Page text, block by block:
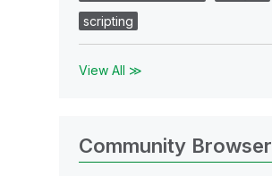
scripting
View All ≫
Community Browser